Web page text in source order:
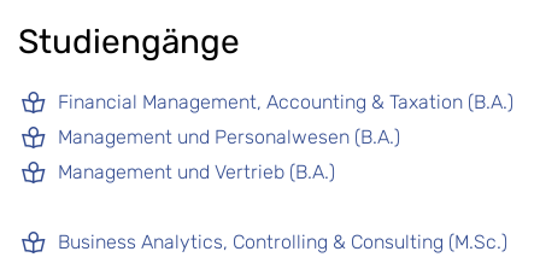
Studiengänge
Financial Management, Accounting & Taxation (B.A.)
Management und Personalwesen (B.A.)
Management und Vertrieb (B.A.)
Business Analytics, Controlling & Consulting (M.Sc.)